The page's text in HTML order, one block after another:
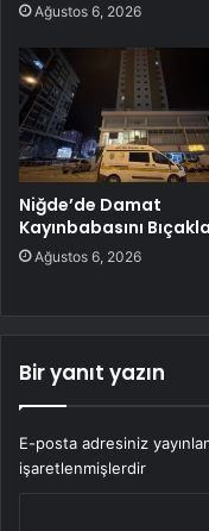
Ağustos 6, 2026
Niğde’de Damat
Kayınbabasını
Ağustos 6, 2026
Bir yanıt yazın
E-posta adresiniz
işaretlenmişlerdir